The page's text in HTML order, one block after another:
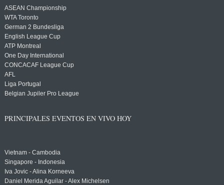
ASEAN Championship
WTA Toronto
German 2 Bundesliga
English League Cup
ATP Montreal
One Day International
CONCACAF League Cup
AFL
Liga Portugal
Belgian Jupiler Pro League
PRINCIPALES EVENTOS EN VIVO HOY
Vietnam - Cambodia
Singapore - Indonesia
Iva Jovic - Alina Korneeva
Daniel Merida Aguilar - Alex Michelsen